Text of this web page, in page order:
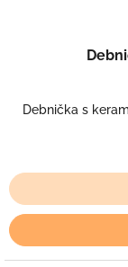
Debnička s